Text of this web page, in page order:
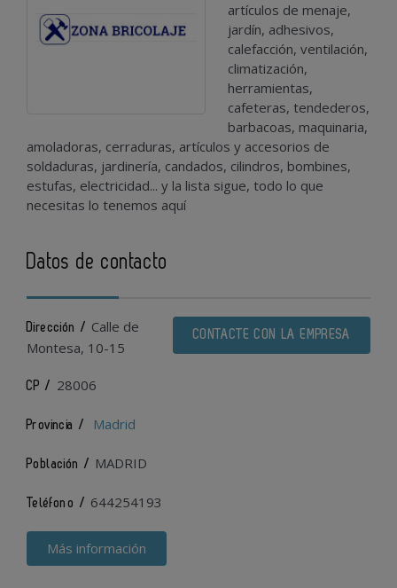
artículos de menaje,
jardín, adhesivos,
calefacción, ventilación,
climatización,
herramientas,
cafeteras, tendederos,
barbacoas, maquinaria,
amoladoras, cerraduras, artículos y accesorios de
soldaduras, jardinería, candados, cilindros, bombines,
estufas, electricidad... y la lista sigue, todo lo que
necesitas lo tenemos aquí
Datos de contacto
CONTACTE CON LA EMPRESA
Dirección / Calle de
Montesa, 10-15
CP / 28006
Provincia / Madrid
Población / MADRID
Teléfono / 644254193
Más información